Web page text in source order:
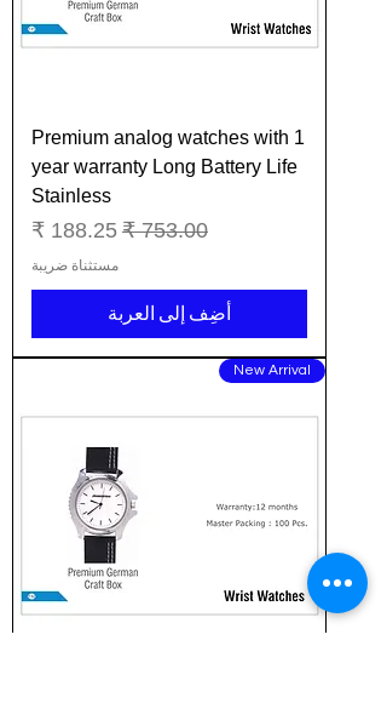
Premium analog watches with 1
year warranty Long Battery Life
Stainless
سعر عاديسعر البيع
مستثناة ضريبة
أضِف إلى العربة
New Arrival